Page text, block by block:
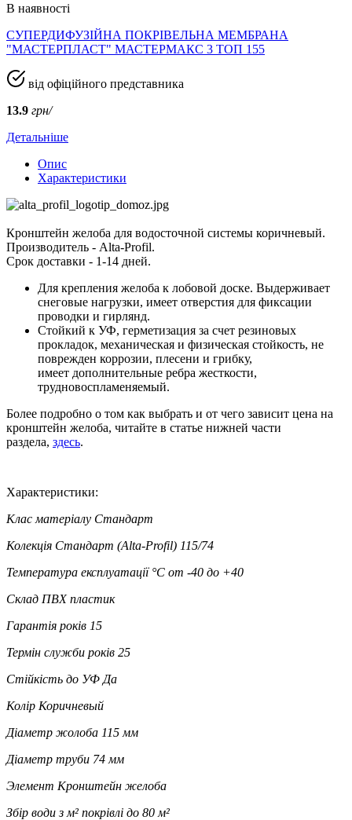
В наявності
СУПЕРДИФУЗІЙНА ПОКРІВЕЛЬНА МЕМБРАНА
"МАСТЕРПЛАСТ" МАСТЕРМАКС 3 ТОП 155
від офіційного представника
13.9 грн/
Детальніше
Опис
Характеристики
Кронштейн желоба для водосточной системы коричневый.
Производитель - Аlta-Profil.
Срок доставки - 1-14 дней.
Для крепления желоба к лобовой доске. Выдерживает
снеговые нагрузки, имеет отверстия для фиксации
проводки и гирлянд.
Стойкий к УФ, герметизация за счет резиновых
прокладок, механическая и физическая стойкость, не
поврежден коррозии, плесени и грибку,
имеет дополнительные ребра жесткости,
трудновоспламеняемый.
Более подробно о том как выбрать и от чего зависит цена на
кронштейн желоба, читайте в статье нижней части
раздела, здесь.
Характеристики:
Клас матеріалу Стандарт
Колекція Стандарт (Alta-Profil) 115/74
Температура експлуатації °C от -40 до +40
Склад ПВХ пластик
Гарантія років 15
Термін служби років 25
Стійкість до УФ Да
Колір Коричневый
Діаметр жолоба 115 мм
Діаметр труби 74 мм
Элемент Кронштейн желоба
Збір води з м² покрівлі до 80 м²